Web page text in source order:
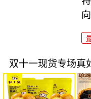
双十一现货专场真